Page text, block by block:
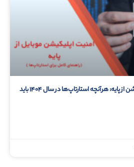
راهنمای امنیت طراحی اپلیکیشن از پایه: هرآنچه استارتاپ‌ها در سال ۱۴۰۴ باید